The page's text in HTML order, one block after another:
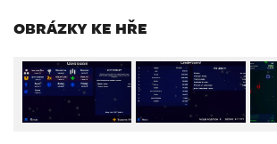
Komunita
Redakce
Živě
OBRÁZKY KE HŘE